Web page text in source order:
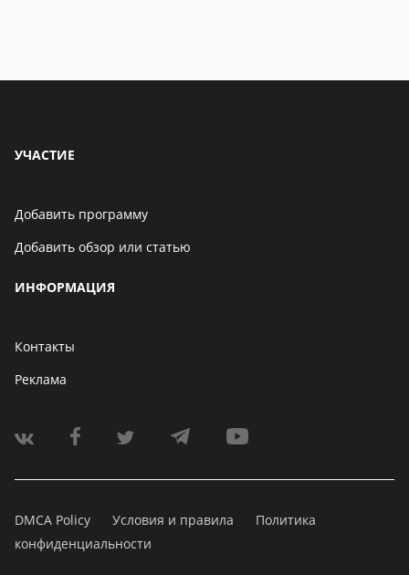
УЧАСТИЕ
Добавить программу
Добавить обзор или статью
ИНФОРМАЦИЯ
Контакты
Реклама
DMCA Policy Условия и правила
Политика
конфиденциальности